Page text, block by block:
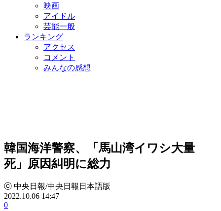
映画
アイドル
芸能一般
ランキング
アクセス
コメント
みんなの感想
韓国海洋警察、「馬山湾イワシ大量
死」原因糾明に総力
ⓒ 中央日報/中央日報日本語版
2022.10.06 14:47
0